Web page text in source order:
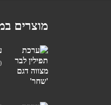
מוצרים